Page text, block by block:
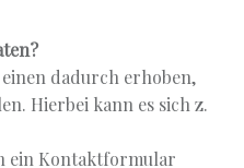
dadurch erhoben,
Hierbei kann es sich z.
ein Kontaktformular